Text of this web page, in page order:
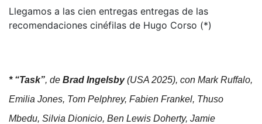
Llegamos a las cien entregas entregas de las
recomendaciones cinéfilas de Hugo Corso (*)
* “Task”, de Brad Ingelsby(USA 2025), con Mark Ruffalo,
Emilia Jones, Tom Pelphrey, Fabien Frankel, Thuso
Mbedu, Silvia Dionicio, Ben Lewis Doherty, Jamie